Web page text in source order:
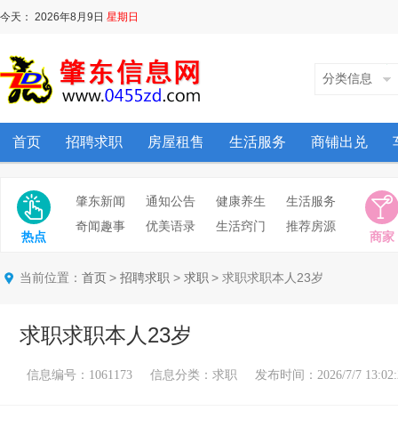
今天： 2026年8月9日 星期日
分类信息
首页 招聘求职 房屋租售 生活服务 商铺出兑
肇东新闻 通知公告 健康养生
生活服务
奇闻趣事
优美语录 生活窍门 推荐房源
热点 商家
当前位置： 首页 > 招聘求职 > 求职 > 求职求职本人23岁
求职求职本人23岁
信息编号：1061173 信息分类：求职 发布时间：2026/7/7